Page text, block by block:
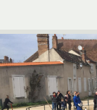
de
inhoud
gaan